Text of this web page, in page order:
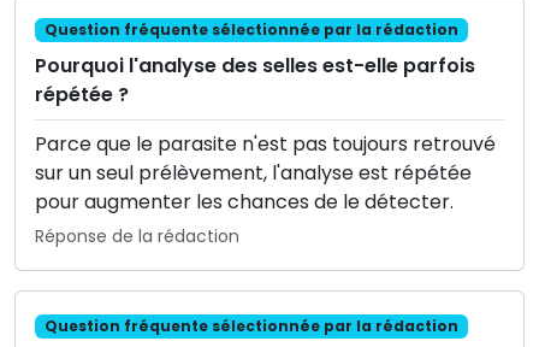
Question fréquente sélectionnée par la rédaction
Pourquoi l'analyse des selles est-elle parfois
répétée ?
Parce que le parasite n'est pas toujours retrouvé
sur un seul prélèvement, l'analyse est répétée
pour augmenter les chances de le détecter.
Réponse de la rédaction
Question fréquente sélectionnée par la rédaction